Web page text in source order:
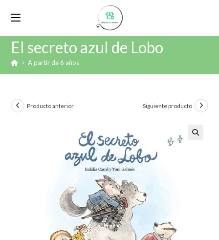
El secreto azul de Lobo
> A partir de 6 años
Producto anterior Siguiente producto